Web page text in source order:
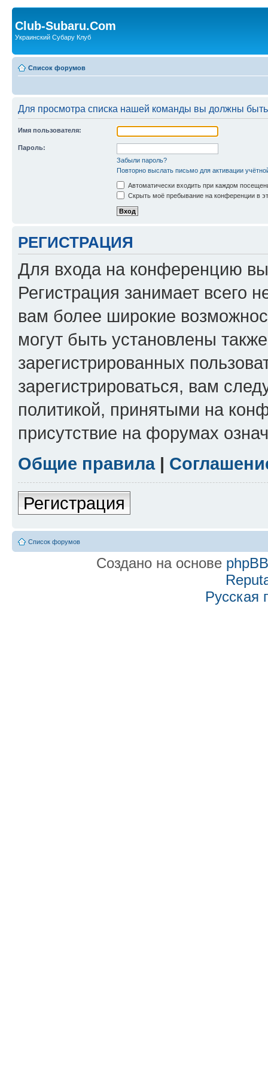
Club-Subaru.Com
Украинский Субару Клуб
Список форумов
Для просмотра списка нашей команды вы должны
Имя пользователя:
Пароль:
Забыли пароль?
Повторно выслать письмо для активации
Автоматически входить при каждом
Скрыть моё пребывание на конференции в
РЕГИСТРАЦИЯ
Для входа на конференцию
Регистрация занимает всего
вам более широкие
могут быть установлены
зарегистрированных
зарегистрироваться, вам
политикой, принятыми на
присутствие на форумах
Общие правила|
Регистрация
Список форумов
Создано на основе phpBB
Русская